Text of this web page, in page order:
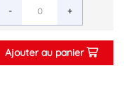
- +
Ajouter au panier